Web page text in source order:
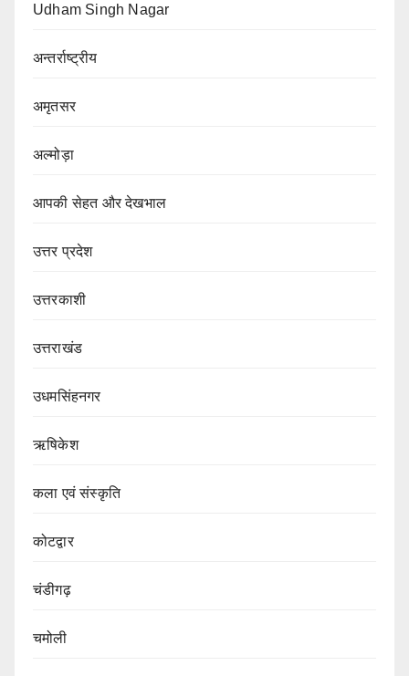
Udham Singh Nagar
अन्तर्राष्ट्रीय
अमृतसर
अल्मोड़ा
आपकी सेहत और देखभाल
उत्तर प्रदेश
उत्तरकाशी
उत्तराखंड
उधमसिंहनगर
ऋषिकेश
कला एवं संस्कृति
कोटद्वार
चंडीगढ़
चमोली